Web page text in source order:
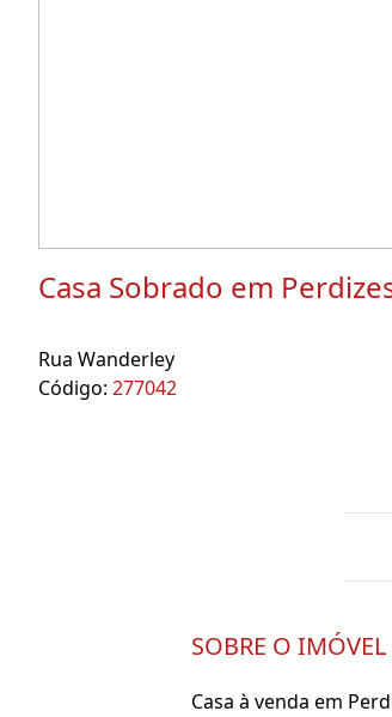
Casa Sobrado em
Rua Wanderley
Código: 277042
SOBRE O IMÓVEL
Casa à venda em